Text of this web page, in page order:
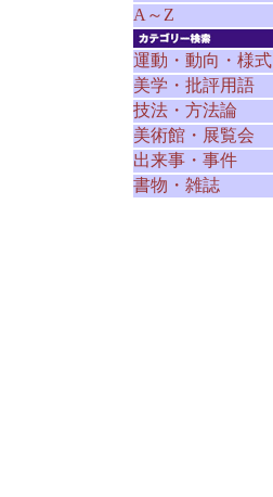
A～Z
運動・動向・様式
美学・批評用語
技法・方法論
美術館・展覧会
出来事・事件
書物・雑誌